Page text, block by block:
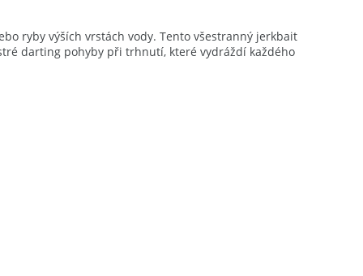
ryby výších vrstách vody. Tento všestranný jerkbait
darting pohyby při trhnutí, které vydráždí každého